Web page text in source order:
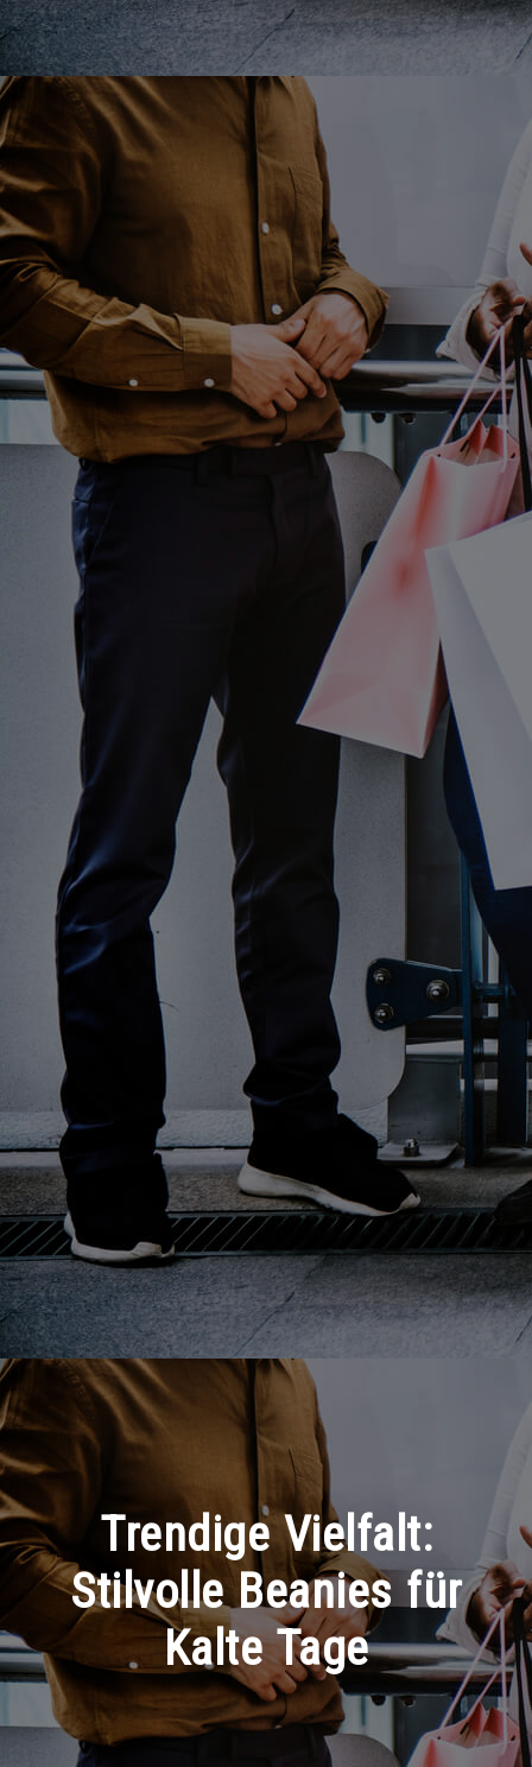
Trendige Vielfalt:
Stilvolle Beanies für
Kalte Tage